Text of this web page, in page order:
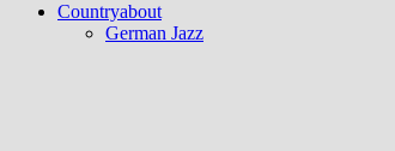
Countryabout
German Jazz